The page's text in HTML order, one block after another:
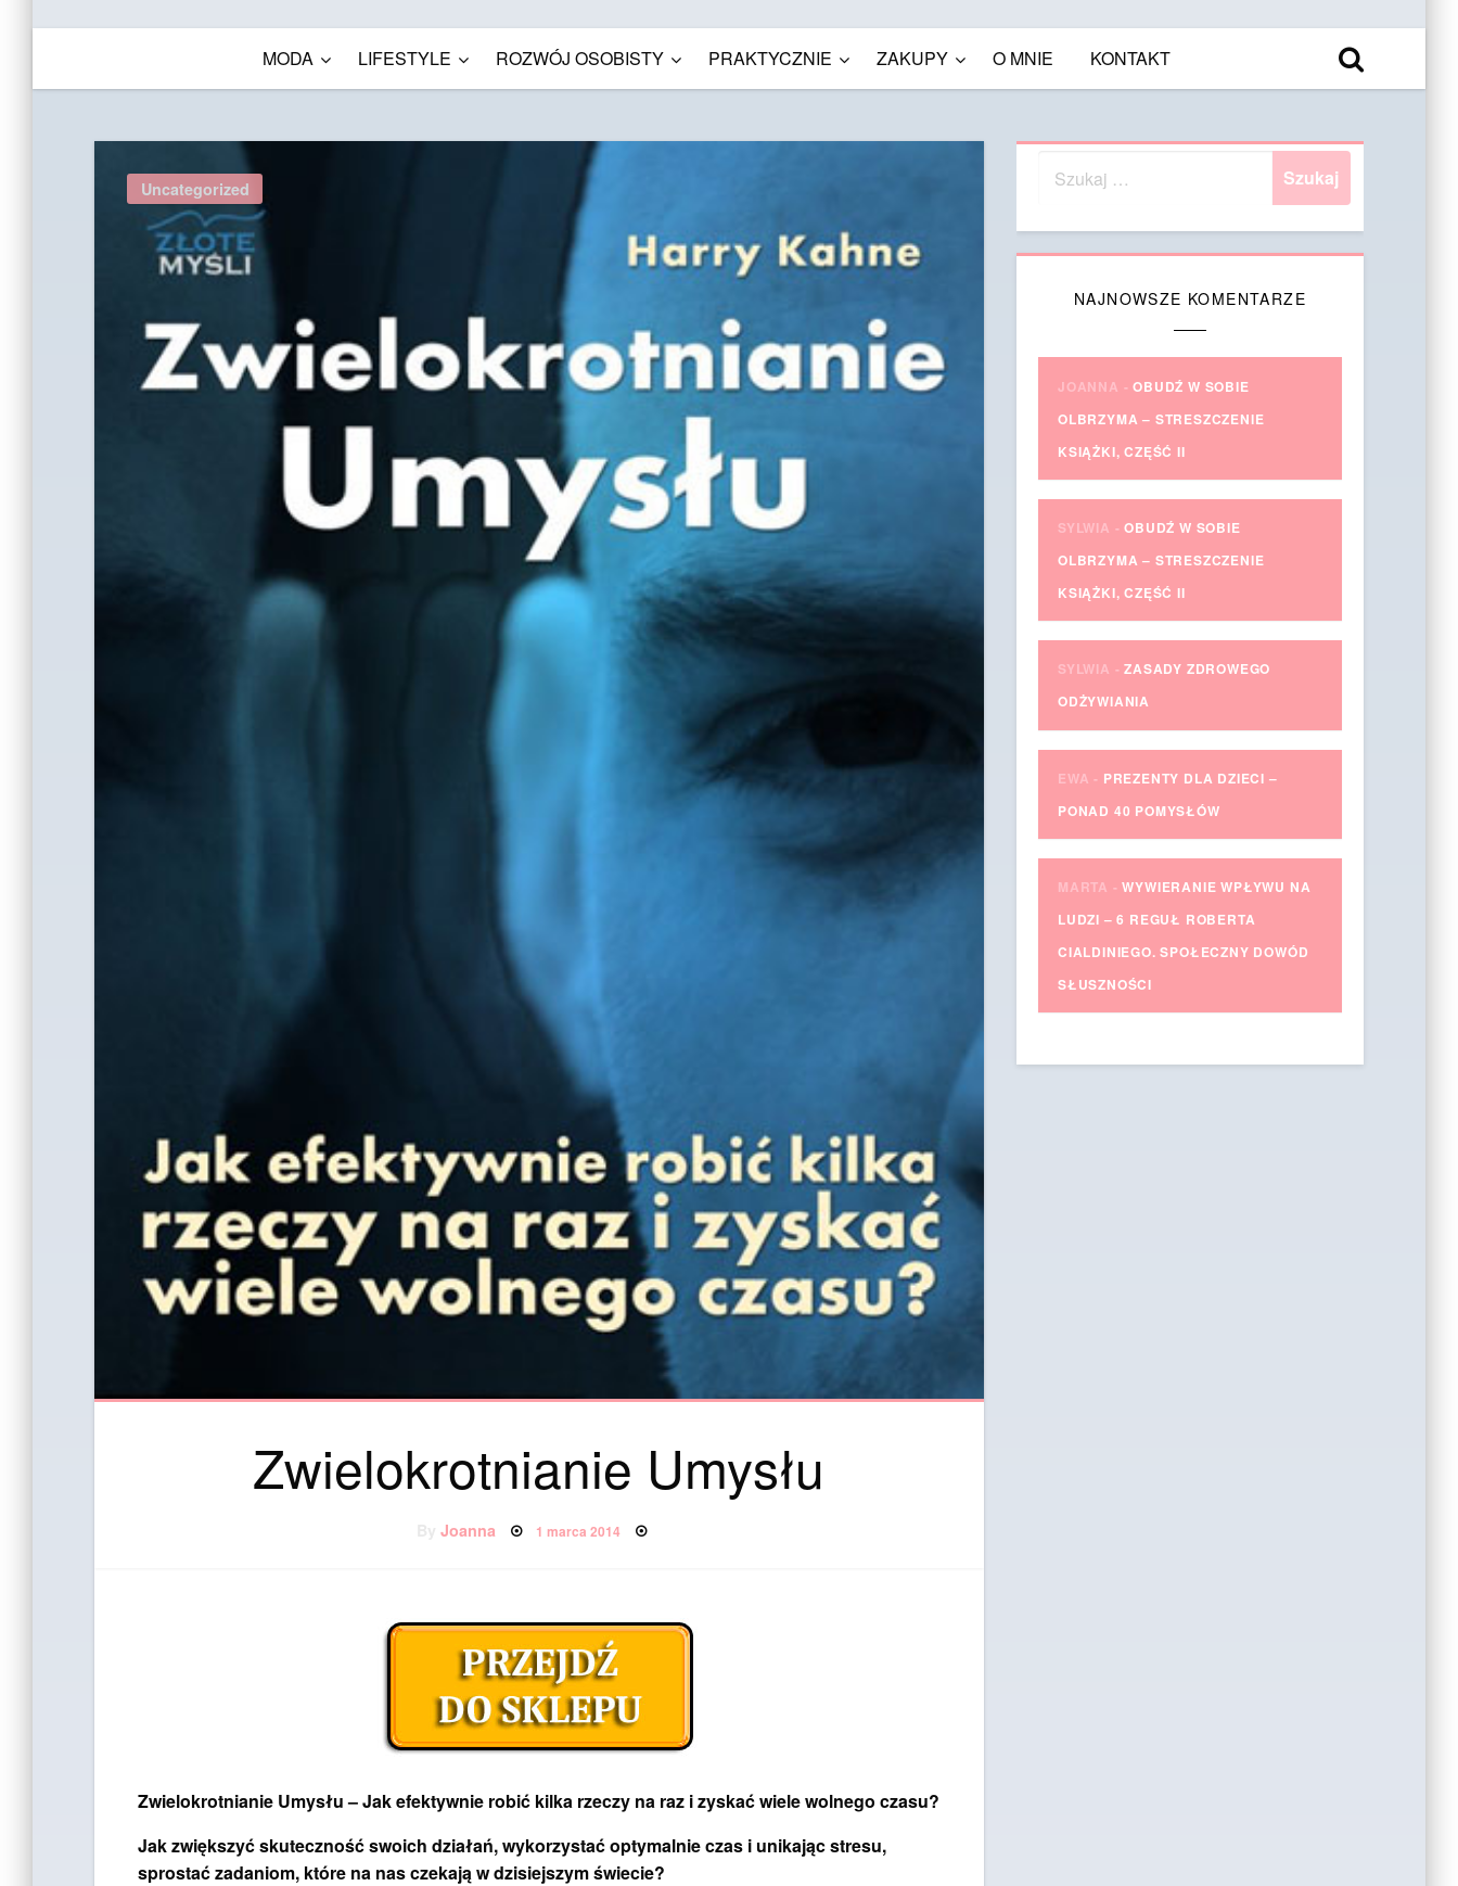
MODA LIFESTYLE ROZWÓJ OSOBISTY PRAKTYCZNIE ZAKUPY O MNIE KONTAKT
Uncategorized
Zwielokrotnianie Umysłu
ByJoanna Posted
1 marca 2014
Zwielokrotnianie Umysłu – Jak efektywnie robić kilka rzeczy na raz i zyskać wiele wolnego czasu?
Jak zwiększyć skuteczność swoich działań, wykorzystać optymalnie czas i unikając stresu,
sprostać zadaniom, które na nas czekają w dzisiejszym świecie?
NAJNOWSZE KOMENTARZE
JOANNA -OBUDŹ W SOBIE
OLBRZYMA – STRESZCZENIE
KSIĄŻKI, CZĘŚĆ II
SYLWIA -OBUDŹ W SOBIE
OLBRZYMA – STRESZCZENIE
KSIĄŻKI, CZĘŚĆ II
SYLWIA -ZASADY ZDROWEGO
ODŻYWIANIA
EWA - PREZENTY DLA DZIECI –
PONAD 40 POMYSŁÓW
MARTA -WYWIERANIE WPŁYWU NA
LUDZI – 6 REGUŁ ROBERTA
CIALDINIEGO. SPOŁECZNY DOWÓD
SŁUSZNOŚCI